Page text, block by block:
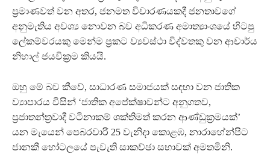
ප්‍රමාණවත් වන අතර, ජනමත විචාරණයකදී ජනතාවගේ
අනුමැතිය අවශ්‍ය නොවන බව අධිකරණ අමාත්‍යාංශයේ හිටපු
ලේකම්වරයකු මෙන්ම ප්‍රකට ව්‍යවස්ථා විද්වතකු වන ආචාර්ය
නිහාල් ජයවික්‍රම කියයි.
ඔහු මේ බව කීවේ, සාධාරණ සමාජයක් සඳහා වන ජාතික
ව්‍යාපාරය විසින් ‘ජාතික අපේක්ෂාවන්ට අනුගතව,
ප්‍රජාතන්ත්‍රවාදී වටිනාකම් ශක්තිමත් කරන ආණ්ඩුක්‍රමයක්’
යන මැයෙන් පෙබරවාරි 25 වැනිදා කොළඹ, නාරාහේන්පිට
ජානකී හෝටලයේ පැවැති සාකච්ඡා සභාවක් අමතමිනි.